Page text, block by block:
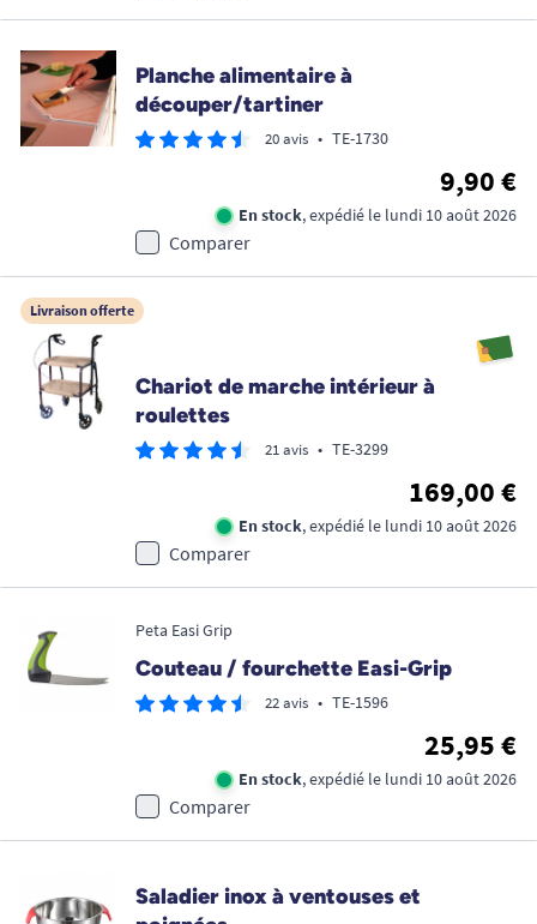
Planche alimentaire à
découper/tartiner
20 avis • TE-1730
9,90 €
En stock, expédié le lundi 10 août 2026
Comparer
Livraison offerte
Chariot de marche intérieur à
roulettes
21 avis • TE-3299
169,00 €
En stock, expédié le lundi 10 août 2026
Comparer
Peta Easi Grip
Couteau / fourchette Easi-Grip
22 avis • TE-1596
25,95 €
En stock, expédié le lundi 10 août 2026
Comparer
Saladier inox à ventouses et